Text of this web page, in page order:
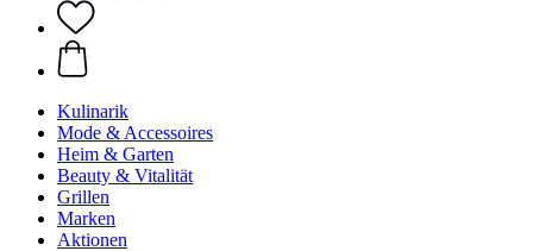
Kulinarik
Mode & Accessoires
Heim & Garten
Beauty & Vitalität
Grillen
Marken
Aktionen